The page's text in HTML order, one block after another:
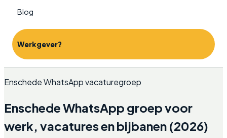
Blog
Werkgever?
Enschede WhatsApp vacaturegroep
Enschede WhatsApp groep voor
werk, vacatures en bijbanen (2026)